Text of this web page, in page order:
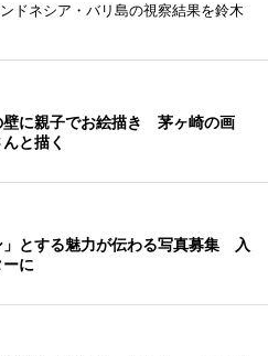
ドネシア・バリ島の視察結果を鈴木
壁に親子でお絵描き 茅ヶ崎の画
と描く
」とする魅力が伝わる写真募集 入
に